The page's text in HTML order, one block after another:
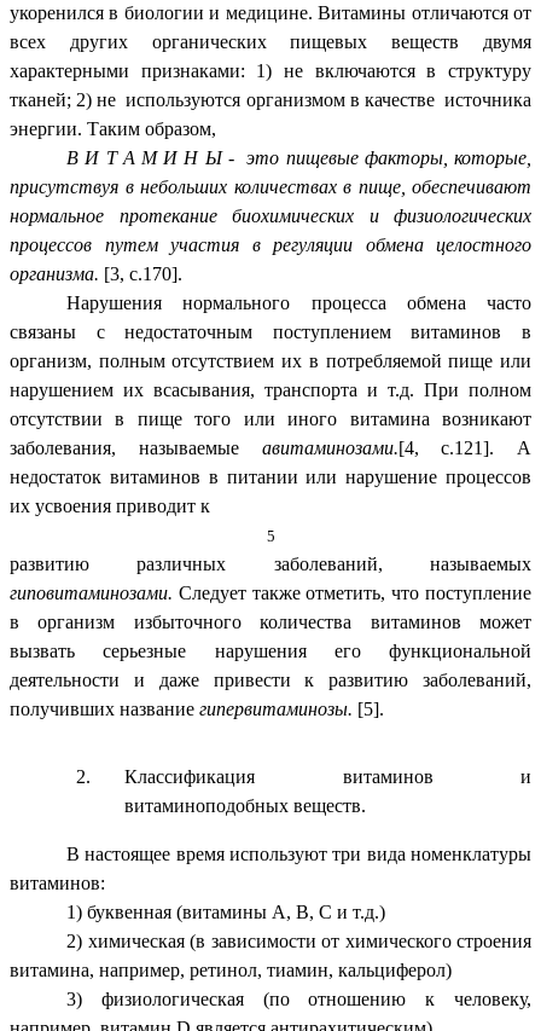
укоренился в биологии и медицине. Витамины отличаются от
всех других органических пищевых веществ двумя
характерными признаками: 1) не включаются в структуру
тканей; 2) не используются организмом в качестве источника
энергии. Таким образом,
В И Т А М И Н Ы-это пищевые факторы, которые,
присутствуя в небольших количествах в пище, обеспечивают
нормальное протекание биохимических и физиологических
процессов путем участия в регуляции обмена целостного
организма. [3, с.170].
Нарушения нормального процесса обмена часто
связаны с недостаточным поступлением витаминов в
организм, полным отсутствием их в потребляемой пище или
нарушением их всасывания, транспорта и т.д. При полном
отсутствии в пище того или иного витамина возникают
заболевания, называемые авитаминозами.[4, с.121]. А
недостаток витаминов в питании или нарушение процессов
их усвоения приводит к
5
развитию различных заболеваний, называемых
гиповитаминозами. Следует также отметить, что поступление
в организм избыточного количества витаминов может
вызвать серьезные нарушения его функциональной
деятельности и даже привести к развитию заболеваний,
получивших название гипервитаминозы. [5].
Классификация витаминов и
витаминоподобных веществ.
В настоящее время используют три вида номенклатуры
витаминов:
1) буквенная (витамины А, В, С и т.д.)
2) химическая (в зависимости от химического строения
витамина, например, ретинол, тиамин, кальциферол)
3) физиологическая (по отношению к человеку,